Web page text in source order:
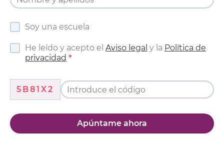
Soy una escuela
He leído y acepto el Aviso legal y la Política de
privacidad
5B81X2
Apúntame ahora